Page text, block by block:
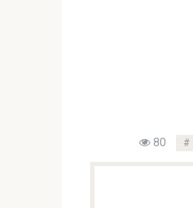
80